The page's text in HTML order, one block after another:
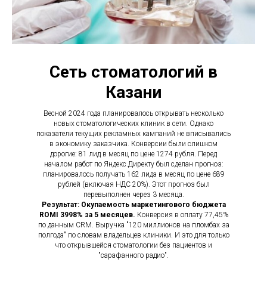
Сеть стоматологий в
Казани
Весной 2024 года планировалось открывать несколько
новых стоматологических клиник в сети. Однако
показатели текущих рекламных кампаний не вписывались
в экономику заказчика. Конверсии были слишком
дорогие: 81 лид в месяц по цене 1274 рубля. Перед
началом работ по Яндекс.Директу был сделан прогноз:
планировалось получать 162 лида в месяц по цене 689
рублей (включая НДС 20%). Этот прогноз был
перевыполнен через 3 месяца.
Результат: Окупаемость маркетингового бюджета
ROMI 3998% за 5 месяцев. Конверсия в оплату 77,45%
по данным CRM. Выручка "120 миллионов на пломбах за
полгода" по словам владельцев клиники. И это для только
что открывшейся стоматологии без пациентов и
"сарафанного радио".